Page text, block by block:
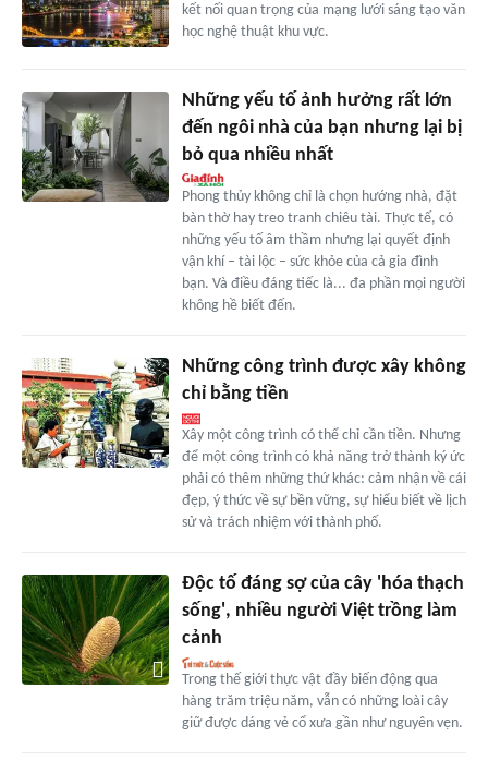
kết nối quan trọng của mạng lưới sáng tạo văn
học nghệ thuật khu vực.
Những yếu tố ảnh hưởng rất lớn
đến ngôi nhà của bạn nhưng lại bị
bỏ qua nhiều nhất
Phong thủy không chỉ là chọn hướng nhà, đặt
bàn thờ hay treo tranh chiêu tài. Thực tế, có
những yếu tố âm thầm nhưng lại quyết định
vận khí – tài lộc – sức khỏe của cả gia đình
bạn. Và điều đáng tiếc là... đa phần mọi người
không hề biết đến.
Những công trình được xây không
chỉ bằng tiền
Xây một công trình có thể chỉ cần tiền. Nhưng
để một công trình có khả năng trở thành ký ức
phải có thêm những thứ khác: cảm nhận về cái
đẹp, ý thức về sự bền vững, sự hiểu biết về lịch
sử và trách nhiệm với thành phố.
Độc tố đáng sợ của cây 'hóa thạch
sống', nhiều người Việt trồng làm
cảnh
Trong thế giới thực vật đầy biến động qua
hàng trăm triệu năm, vẫn có những loài cây
giữ được dáng vẻ cổ xưa gần như nguyên vẹn.